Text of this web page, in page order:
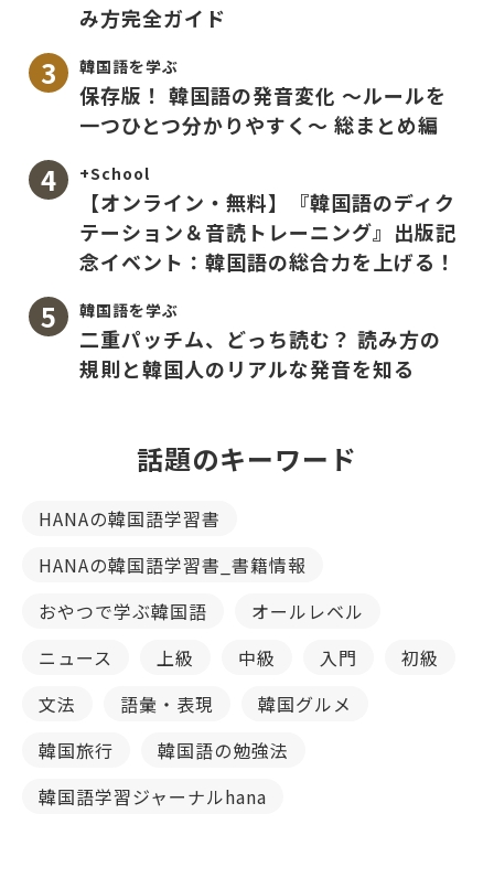
み方完全ガイド
韓国語を学ぶ
保存版！ 韓国語の発音変化 〜ルールを
一つひとつ分かりやすく〜 総まとめ編
+School
【オンライン・無料】『韓国語のディク
テーション＆音読トレーニング』出版記
念イベント：韓国語の総合力を上げる！
韓国語を学ぶ
二重パッチム、どっち読む？ 読み方の
規則と韓国人のリアルな発音を知る
話題のキーワード
HANAの韓国語学習書
HANAの韓国語学習書_書籍情報
おやつで学ぶ韓国語
オールレベル
ニュース
上級 中級 入門
初級
文法
語彙・表現
韓国グルメ
韓国旅行
韓国語の勉強法
韓国語学習ジャーナルhana